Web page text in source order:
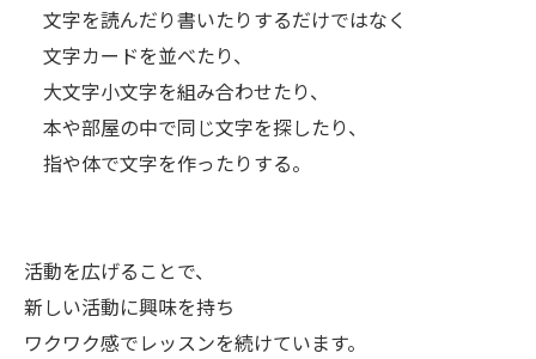
文字を読んだり書いたりするだけではなく
文字カードを並べたり、
大文字小文字を組み合わせたり、
本や部屋の中で同じ文字を探したり、
指や体で文字を作ったりする。
活動を広げることで、
新しい活動に興味を持ち
ワクワク感でレッスンを続けています。